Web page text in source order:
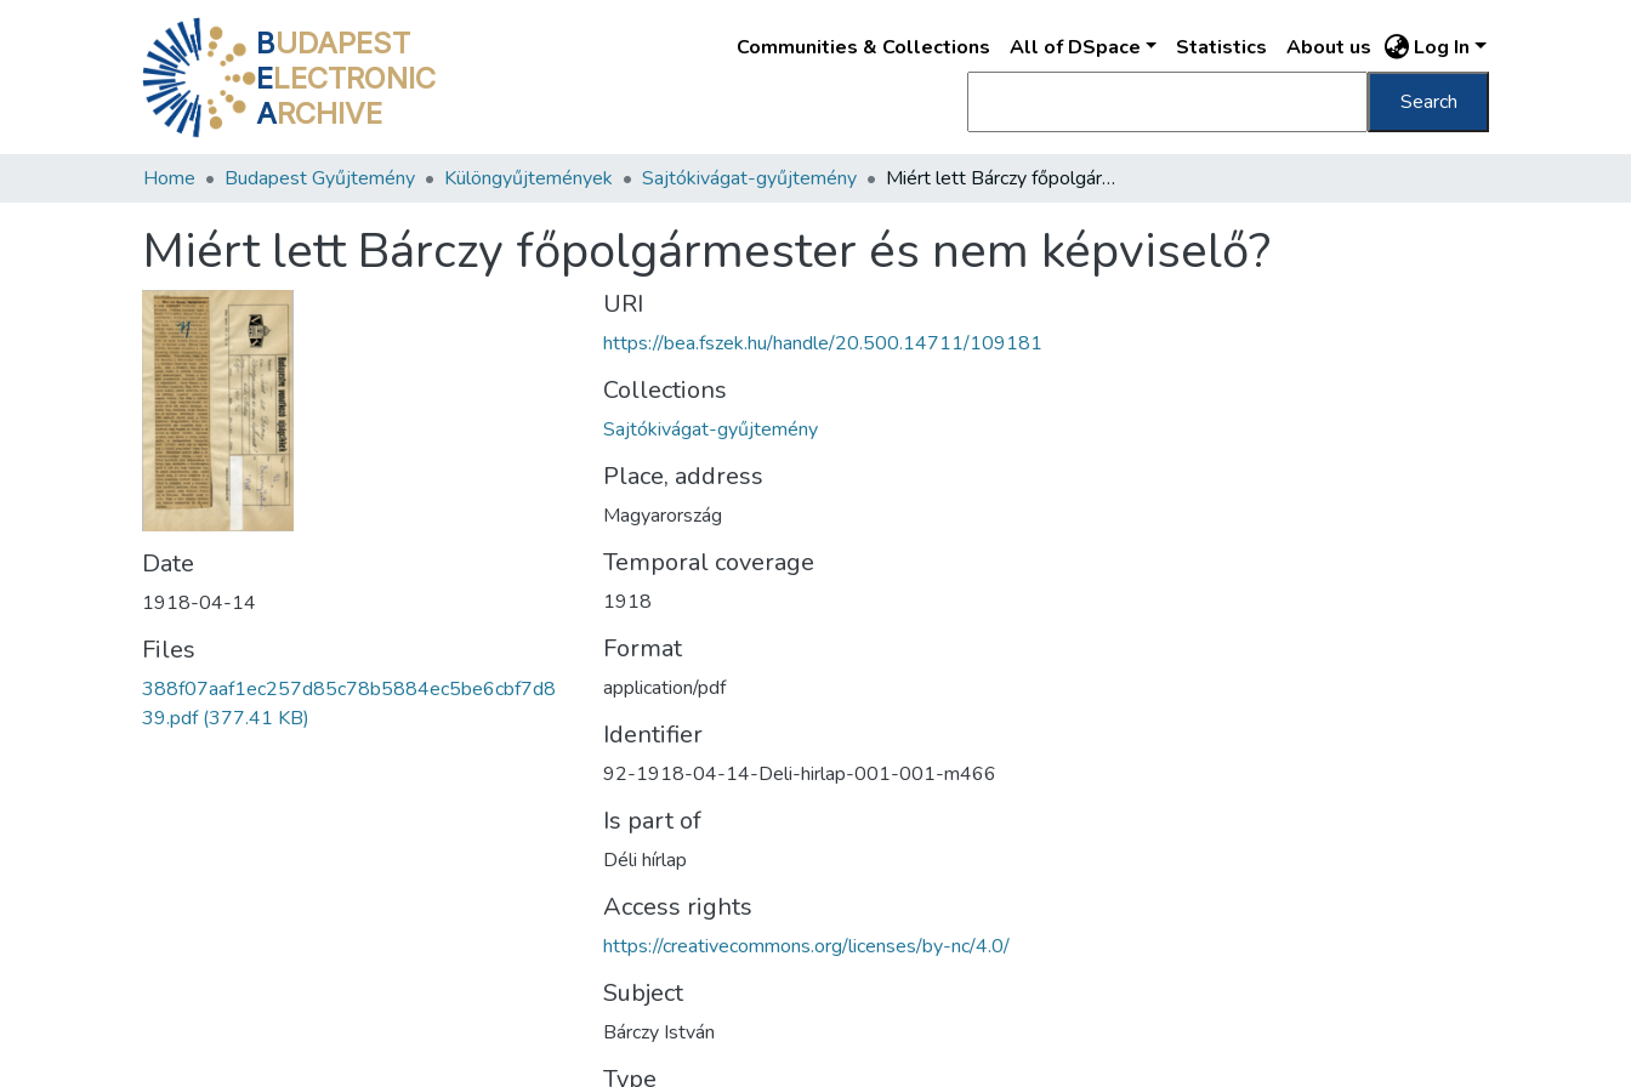
BUDAPEST
ELECTRONIC
ARCHIVE
Communities & Collections All of DSpace Statistics About us Log In
Search
Home Budapest Gyűjtemény Különgyűjtemények Sajtókivágat-gyűjtemény Miért lett Bárczy főpolgármester és nem képviselő?
Miért lett Bárczy főpolgármester és nem képviselő?
Date
1918-04-14
Files
388f07aaf1ec257d85c78b5884ec5be6cbf7d8
39.pdf(377.41 KB)
URI
https://bea.fszek.hu/handle/20.500.14711/109181
Collections
Sajtókivágat-gyűjtemény
Place, address
Magyarország
Temporal coverage
1918
Format
application/pdf
Identifier
92-1918-04-14-Deli-hirlap-001-001-m466
Is part of
Déli hírlap
Access rights
https://creativecommons.org/licenses/by-nc/4.0/
Subject
Bárczy István
Type